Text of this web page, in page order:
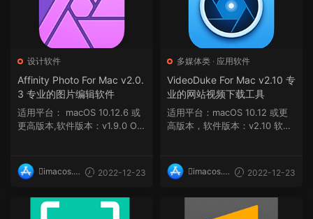
设计软件
Affinity Photo For Mac v2.0.
3 专业的图片编辑软件
适用平台： macOS 10.12.6 或
更高版本,软件版本：v1.9.0 OS
imacos.t
2022-12-23
多媒体类 · 应用软件
VideoDuke For Mac v2.10 专
业的网站视频下载工具
适用平台：macOS 10.12 或更
高版本，软件版本：v2.10 软件
imacos.t
2022-12-23